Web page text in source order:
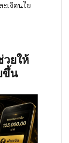
เงื่อนไข
วยให้
ขึ้น